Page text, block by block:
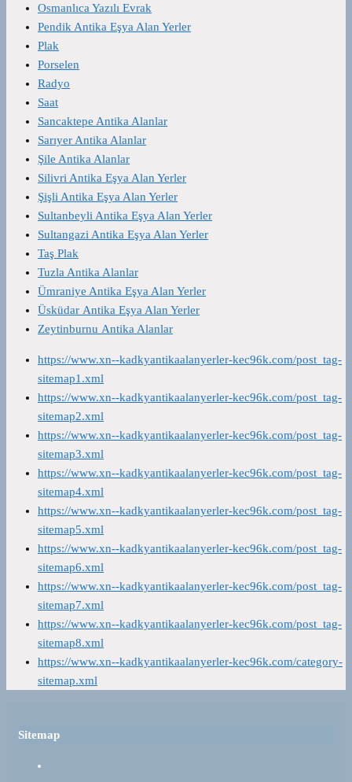
Osmanlıca Yazılı Evrak
Pendik Antika Eşya Alan Yerler
Plak
Porselen
Radyo
Saat
Sancaktepe Antika Alanlar
Sarıyer Antika Alanlar
Şile Antika Alanlar
Silivri Antika Eşya Alan Yerler
Şişli Antika Eşya Alan Yerler
Sultanbeyli Antika Eşya Alan Yerler
Sultangazi Antika Eşya Alan Yerler
Taş Plak
Tuzla Antika Alanlar
Ümraniye Antika Eşya Alan Yerler
Üsküdar Antika Eşya Alan Yerler
Zeytinburnu Antika Alanlar
https://www.xn--kadkyantikaalanyerler-kec96k.com/post_tag-
sitemap1.xml
https://www.xn--kadkyantikaalanyerler-kec96k.com/post_tag-
sitemap2.xml
https://www.xn--kadkyantikaalanyerler-kec96k.com/post_tag-
sitemap3.xml
https://www.xn--kadkyantikaalanyerler-kec96k.com/post_tag-
sitemap4.xml
https://www.xn--kadkyantikaalanyerler-kec96k.com/post_tag-
sitemap5.xml
https://www.xn--kadkyantikaalanyerler-kec96k.com/post_tag-
sitemap6.xml
https://www.xn--kadkyantikaalanyerler-kec96k.com/post_tag-
sitemap7.xml
https://www.xn--kadkyantikaalanyerler-kec96k.com/post_tag-
sitemap8.xml
https://www.xn--kadkyantikaalanyerler-kec96k.com/category-
sitemap.xml
Sitemap